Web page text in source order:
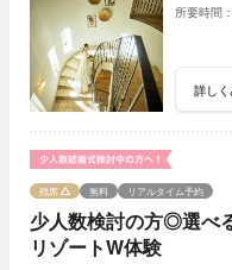
詳しく
少人数検討の方◎選べ
リゾートW体験
残席 無料 リアルタイム予約